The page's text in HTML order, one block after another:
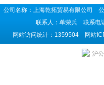
公司名称：上海乾拓贸易有限公司
联系人：单荣兵 联系电
网站访问统计：1359504 网站
沪